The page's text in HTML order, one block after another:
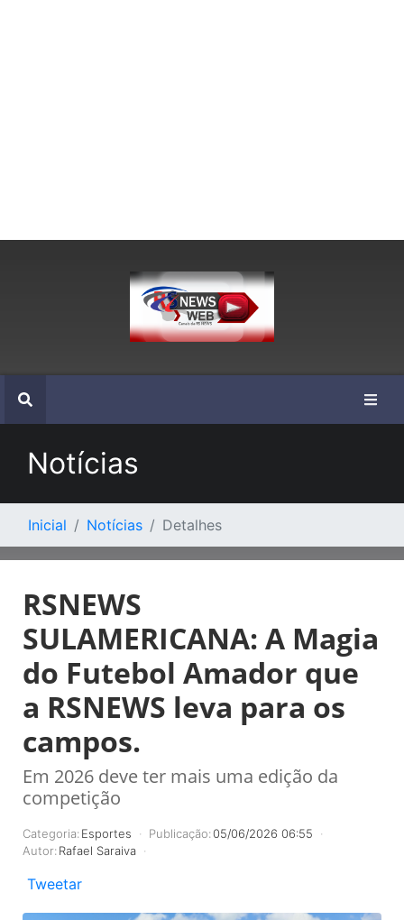
Notícias
Inicial Notícias Detalhes
RSNEWS
SULAMERICANA: A Magia
do Futebol Amador que
a RSNEWS leva para os
campos.
Em 2026 deve ter mais uma edição da
competição
Categoria: Esportes Publicação:05/06/2026 06:55
Autor: Rafael Saraiva
Tweetar